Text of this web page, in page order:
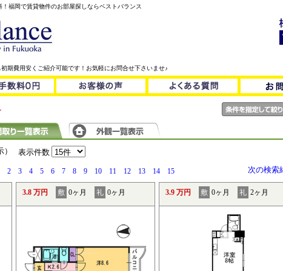
福岡で賃貸物件のお部屋探しならベストバランス
期費用安くご紹介可能です！お気軽にお問合せ下さいませ♪
表示件数
2 3 4 5 6 7 8 9 10 11 12 13 14 15 次の検索
3.8 万円 敷 0ヶ月 礼 0ヶ月 3.9 万円 敷 0ヶ月 礼 2ヶ月